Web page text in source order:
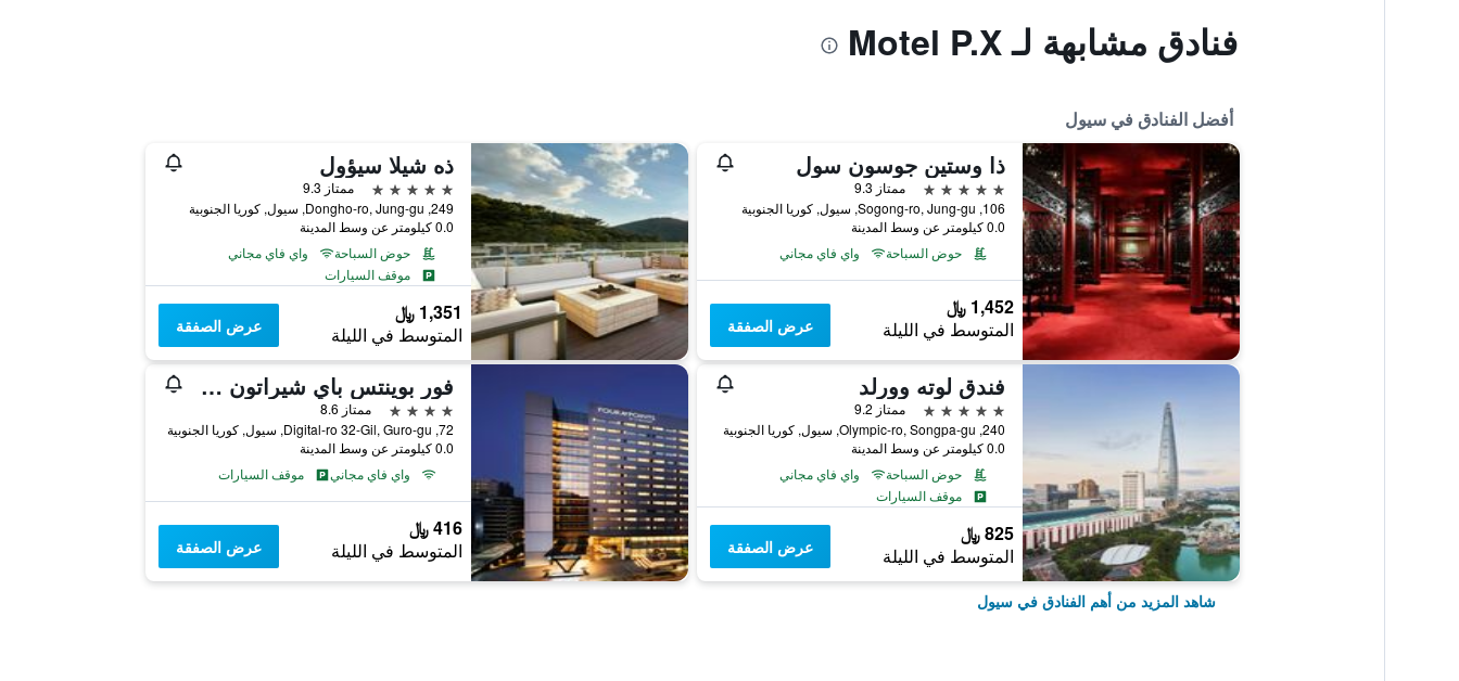
فنادق مشابهة لـ Motel P.X
أفضل الفنادق في سيول
ذا وستين جوسون سول
5 نجوم
ممتاز 9.3
106, Sogong-ro, Jung-gu, سيول, كوريا الجنوبية
0.0 كيلومتر عن وسط المدينة
حوض السباحة
واي فاي مجاني
1,452 ﷼
المتوسط في الليلة عرض الصفقة
ذه شيلا سيؤول
5 نجوم
ممتاز 9.3
249, Dongho-ro, Jung-gu, سيول, كوريا الجنوبية
0.0 كيلومتر عن وسط المدينة
حوض السباحة
واي فاي مجاني
موقف السيارات
1,351 ﷼
المتوسط في الليلة عرض الصفقة
فندق لوته وورلد
5 نجوم
ممتاز 9.2
240, Olympic-ro, Songpa-gu, سيول, كوريا الجنوبية
0.0 كيلومتر عن وسط المدينة
حوض السباحة
واي فاي مجاني
موقف السيارات
825 ﷼
المتوسط في الليلة عرض الصفقة
فور بوينتس باي شيراتون سول، جورو
4 نجوم
ممتاز 8.6
72, Digital-ro 32-Gil, Guro-gu, سيول, كوريا الجنوبية
0.0 كيلومتر عن وسط المدينة
واي فاي مجاني
موقف السيارات
416 ﷼
المتوسط في الليلة عرض الصفقة
شاهد المزيد من أهم الفنادق في سيول